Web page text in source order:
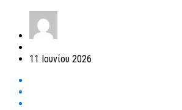
11 Ιουνίου 2026